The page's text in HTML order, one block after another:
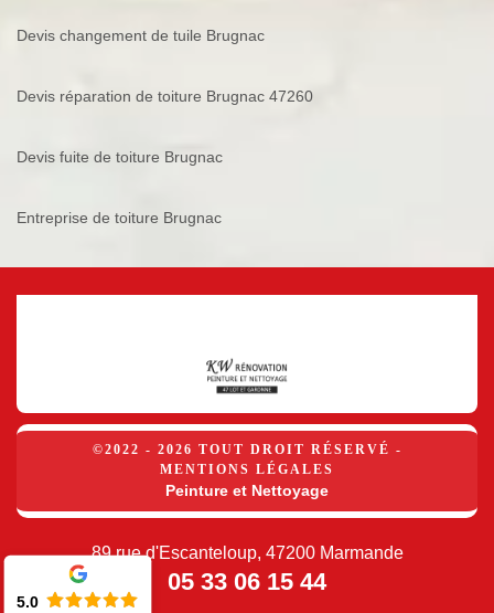
Devis changement de tuile Brugnac
Devis réparation de toiture Brugnac 47260
Devis fuite de toiture Brugnac
Entreprise de toiture Brugnac
©2022 - 2026 TOUT DROIT RÉSERVÉ -
MENTIONS LÉGALES
Peinture et Nettoyage
89 rue d'Escanteloup, 47200 Marmande
05 33 06 15 44
5.0